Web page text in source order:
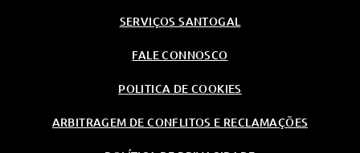
SERVIÇOS SANTOGAL
FALE CONNOSCO
POLITICA DE COOKIES
ARBITRAGEM DE CONFLITOS E RECLAMAÇÕES